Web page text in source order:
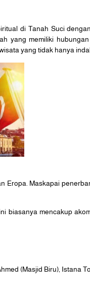
di Tanah Suci
yang memiliki
yang tidak hanya
Maskapai
biasanya mencakup
(Masjid Biru), Istana